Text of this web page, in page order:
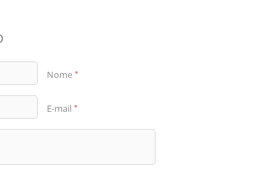
Nome *
E-mail *